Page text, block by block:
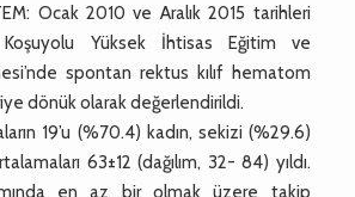
Ocak 2010 ve Aralık 2015 tarihleri
Koşuyolu Yüksek İhtisas Eğitim ve
spontan rektus kılıf hematom
dönük olarak değerlendirildi.
19’u (%70.4) kadın, sekizi (%29.6)
63±12 (dağılım, 32- 84) yıldı.
en az bir olmak üzere takip